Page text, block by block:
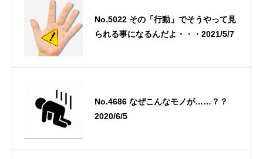
No.5022 その「行動」でそうやって見
られる事になるんだよ・・・2021/5/7
No.4686 なぜこんなモノが……？？
2020/6/5